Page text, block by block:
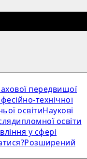
передвищої
технічної
освітиНаукові
освіти
у сфері
Розширений